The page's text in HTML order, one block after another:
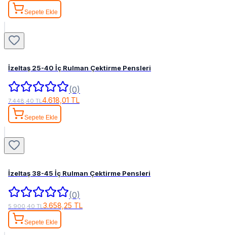
Sepete Ekle
İzeltaş 25-40 İç Rulman Çektirme Pensleri
(0)
7.448,40 TL4.618,01 TL
Sepete Ekle
İzeltaş 38-45 İç Rulman Çektirme Pensleri
(0)
5.900,40 TL3.658,25 TL
Sepete Ekle